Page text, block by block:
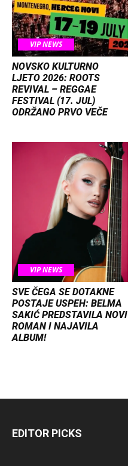
VIP NEWS
NOVSKO KULTURNO
LJETO 2026: ROOTS
REVIVAL – REGGAE
FESTIVAL (17. JUL)
ODRŽANO PRVO VEČE
VIP NEWS
SVE ČEGA SE DOTAKNE
POSTAJE USPEH: BELMA
SAKIĆ PREDSTAVILA NOVI
ROMAN I NAJAVILA
ALBUM!
EDITOR PICKS